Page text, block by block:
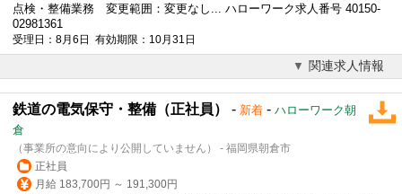
点検・整備業務 変更範囲：変更なし... ハローワーク求人番号 40150-
02981361
受理日：8月6日 有効期限：10月31日
関連求人情報
鉄道の電気保守・整備（正社員） - 新着 - ハローワーク朝
倉
（事業所の意向により公開していません） - 福岡県朝倉市
正社員
月給 183,700円 ～ 191,300円